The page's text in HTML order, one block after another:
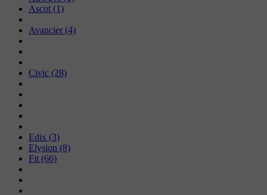
Ascot (1)
Avancier (4)
Civic (28)
Edix (3)
Elysion (8)
Fit (66)